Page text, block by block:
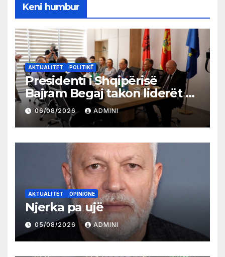
Keni humbur
AKTUALITET POLITIKË
Presidenti i Shqipërisë
Bajram Begaj takon liderët e
partive shqiptare në Ulqin
06/08/2026 ADMINI
AKTUALITET OPINIONE
Njerka pa ujë
05/08/2026 ADMINI